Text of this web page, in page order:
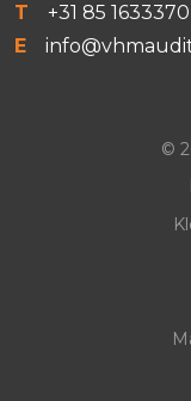
T
+31 85 1633370
E
©